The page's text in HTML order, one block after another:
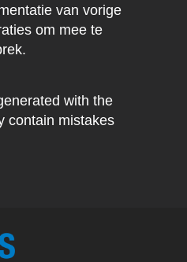
van vorige
om mee te
with the
contain mistakes